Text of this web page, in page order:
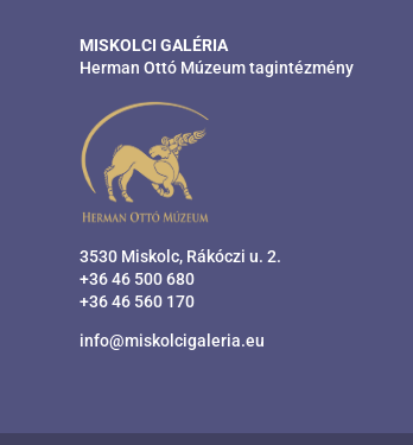
MISKOLCI GALÉRIA
Herman Ottó Múzeum tagintézmény
3530 Miskolc, Rákóczi u. 2.
+36 46 500 680
+36 46 560 170
info@miskolcigaleria.eu